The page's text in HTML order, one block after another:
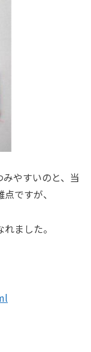
やすいのと、当
ですが、
ました。